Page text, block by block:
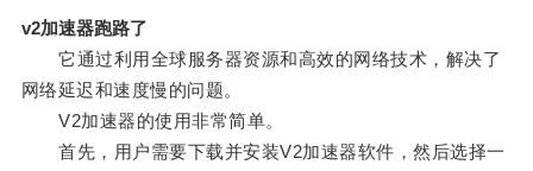
v2加速器跑路了
它通过利用全球服务器资源和高效的网络技术，解决了
网络延迟和速度慢的问题。
V2加速器的使用非常简单。
首先，用户需要下载并安装V2加速器软件，然后选择一